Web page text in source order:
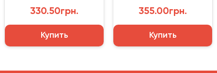
330.50грн.
Купить
355.00грн.
Купить